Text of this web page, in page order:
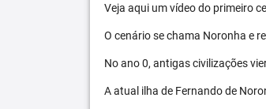
Veja aqui um vídeo do primeiro
O cenário se chama Noronha e
No ano 0, antigas civilizações
A atual ilha de Fernando de